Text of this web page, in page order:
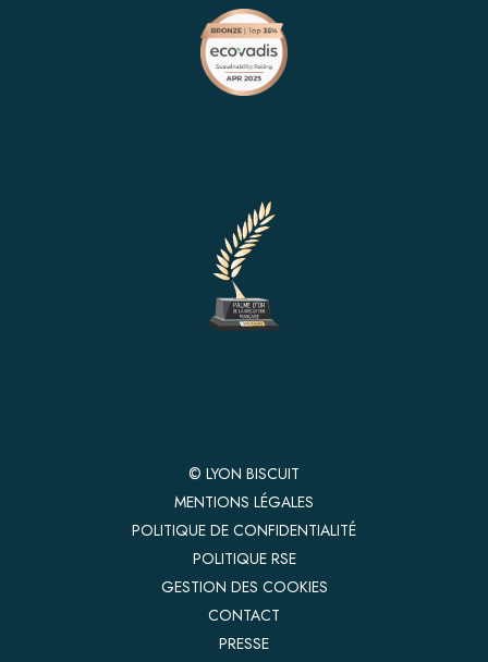
© LYON BISCUIT
MENTIONS LÉGALES
POLITIQUE DE CONFIDENTIALITÉ
POLITIQUE RSE
GESTION DES COOKIES
CONTACT
PRESSE